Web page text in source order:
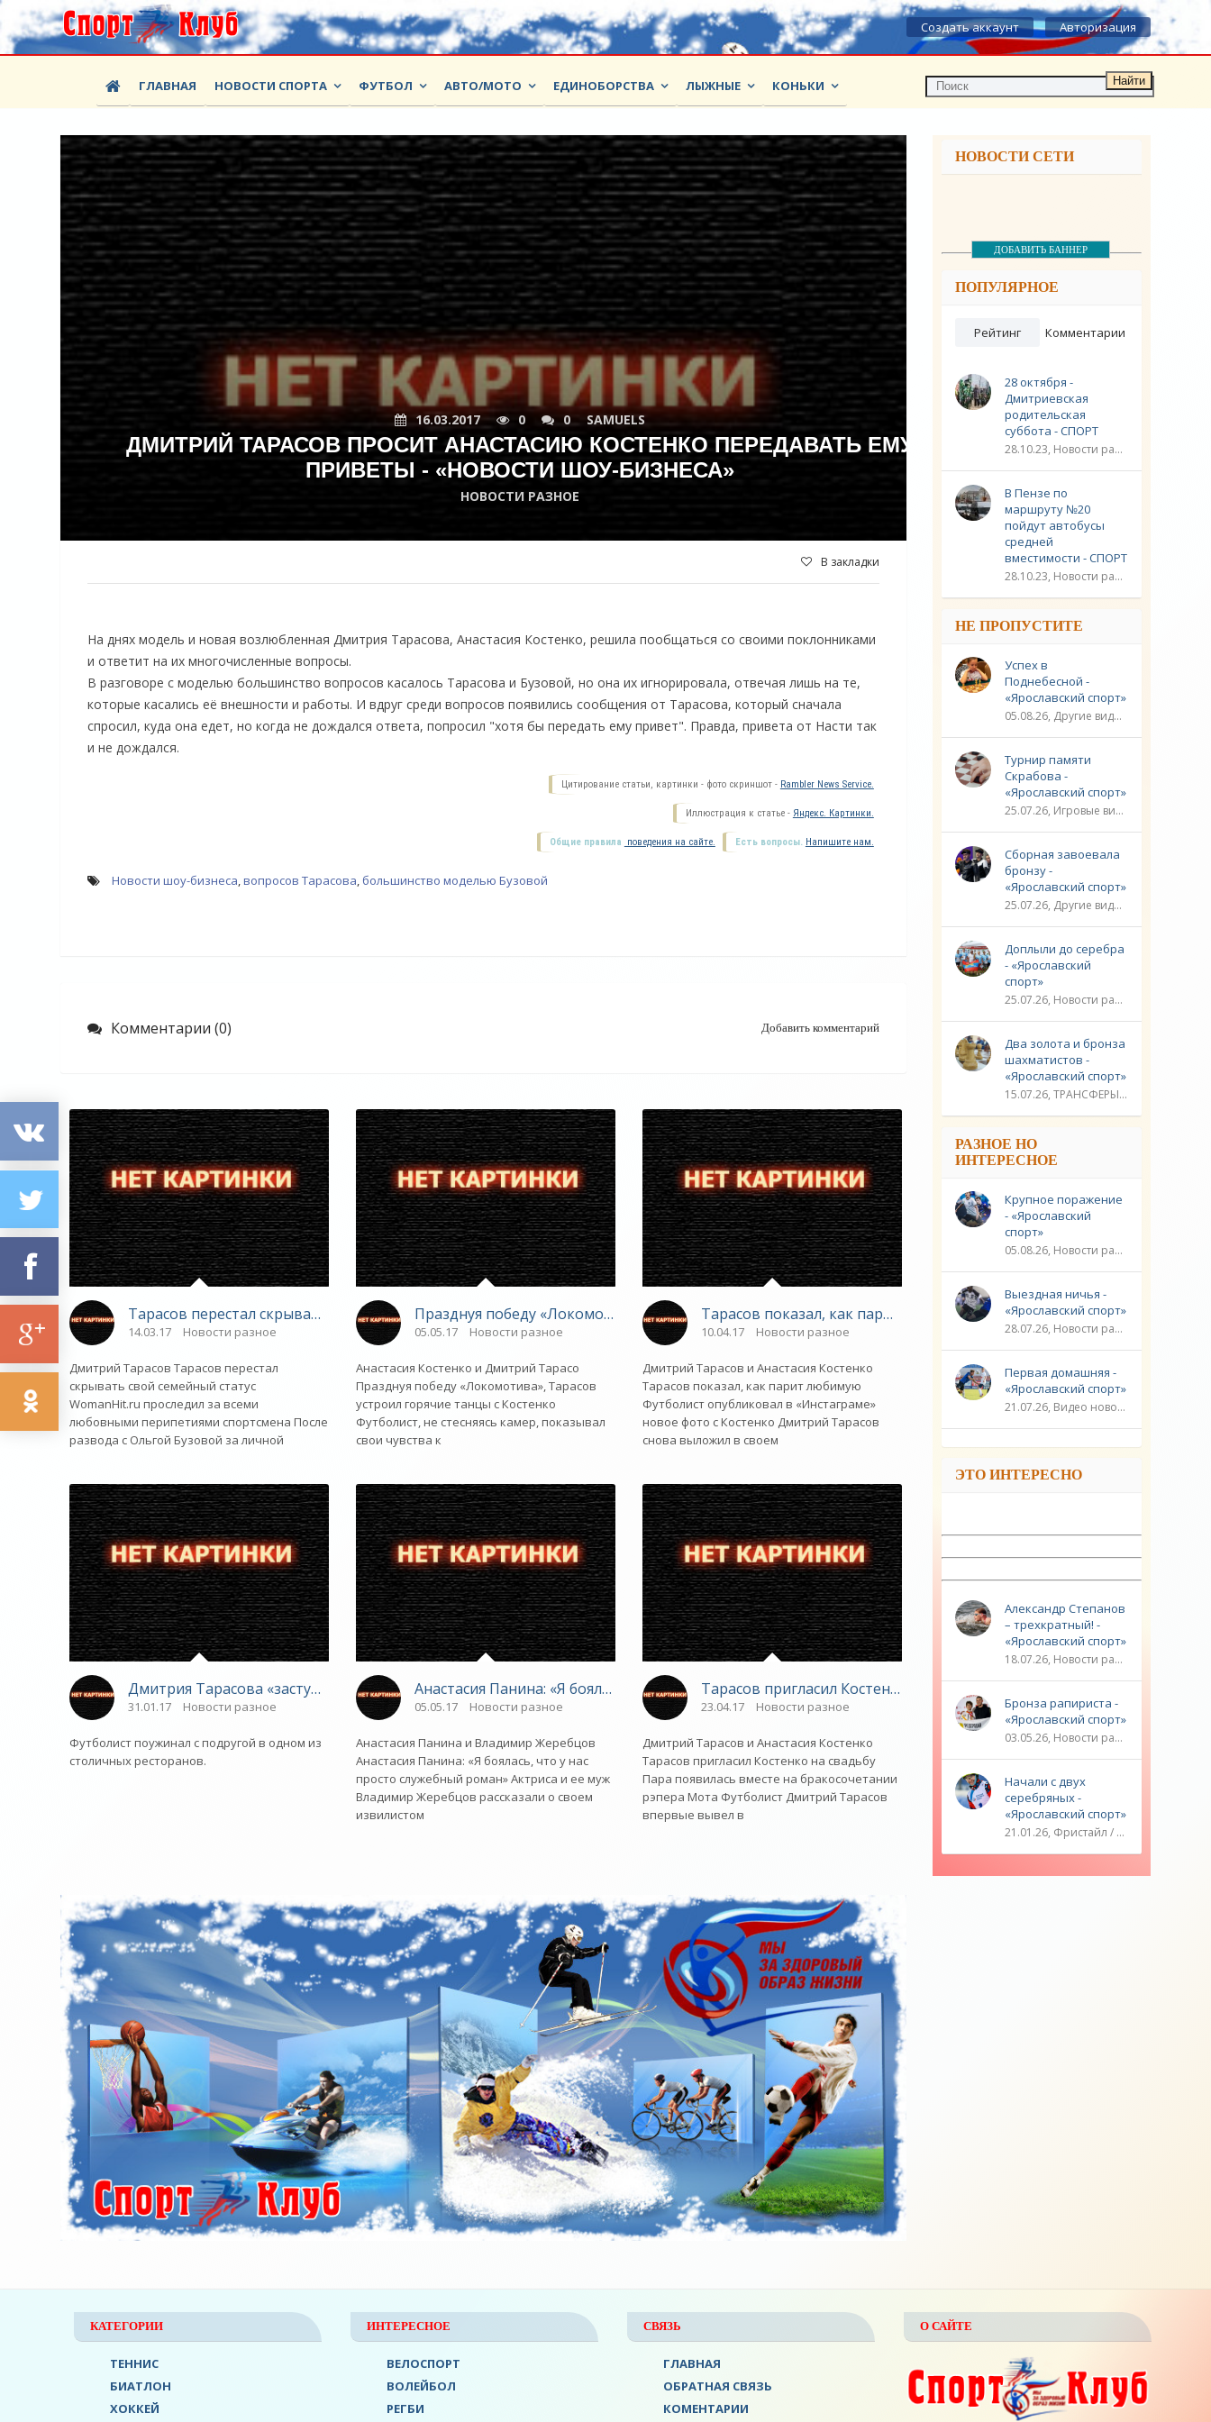
Создать аккаунт Авторизация
ГЛАВНАЯ НОВОСТИ СПОРТА ФУТБОЛ АВТО/МОТО ЕДИНОБОРСТВА ЛЫЖНЫЕ КОНЬКИ Найти
16.03.2017 0 0 SAMUELS
ДМИТРИЙ ТАРАСОВ ПРОСИТ АНАСТАСИЮ КОСТЕНКО ПЕРЕДАВАТЬ ЕМУ
ПРИВЕТЫ - «НОВОСТИ ШОУ-БИЗНЕСА»
НОВОСТИ РАЗНОЕ
В закладки
На днях модель и новая возлюбленная Дмитрия Тарасова, Анастасия Костенко, решила пообщаться со своими поклонниками
и ответит на их многочисленные вопросы.
В разговоре с моделью большинство вопросов касалось Тарасова и Бузовой, но она их игнорировала, отвечая лишь на те,
которые касались её внешности и работы. И вдруг среди вопросов появились сообщения от Тарасова, который сначала
спросил, куда она едет, но когда не дождался ответа, попросил "хотя бы передать ему привет". Правда, привета от Насти так
и не дождался.
Цитирование статьи, картинки - фото скриншот - Rambler News Service.
Иллюстрация к статье - Яндекс. Картинки.
Есть вопросы. Напишите нам.
Общие правила поведения на сайте.
Новости шоу-бизнеса,вопросов Тарасова, большинство моделью Бузовой
Комментарии (0) Добавить комментарий
Тарасов перестал скрывать свой семейный статус - «Новости»
14.03.17 Новости разное
Дмитрий Тарасов Тарасов перестал
скрывать свой семейный статус
WomanHit.ru проследил за всеми
любовными перипетиями спортсмена После
развода с Ольгой Бузовой за личной
Дмитрия Тарасова «застукали» на свидании с брюнеткой - «Новости»
31.01.17 Новости разное
Футболист поужинал с подругой в одном из
столичных ресторанов.
Празднуя победу «Локомотива», Тарасов устроил горячие танцы с Костенко - «Новости»
05.05.17 Новости разное
Анастасия Костенко и Дмитрий Тарасо
Празднуя победу «Локомотива», Тарасов
устроил горячие танцы с Костенко
Футболист, не стесняясь камер, показывал
свои чувства к
Анастасия Панина: «Я боялась, что у нас просто служебный роман» - «Новости»
05.05.17 Новости разное
Анастасия Панина и Владимир Жеребцов
Анастасия Панина: «Я боялась, что у нас
просто служебный роман» Актриса и ее муж
Владимир Жеребцов рассказали о своем
извилистом
Тарасов показал, как парит любимую - «Новости»
10.04.17 Новости разное
Дмитрий Тарасов и Анастасия Костенко
Тарасов показал, как парит любимую
Футболист опубликовал в «Инстаграме»
новое фото с Костенко Дмитрий Тарасов
снова выложил в своем
Тарасов пригласил Костенко на свадьбу - «Новости»
23.04.17 Новости разное
Дмитрий Тарасов и Анастасия Костенко
Тарасов пригласил Костенко на свадьбу
Пара появилась вместе на бракосочетании
рэпера Мота Футболист Дмитрий Тарасов
впервые вывел в
НОВОСТИ СЕТИ
ДОБАВИТЬ БАННЕР
ПОПУЛЯРНОЕ
Рейтинг Комментарии
28 октября -
Дмитриевская
родительская
суббота - СПОРТ
28.10.23, Новости разное / Плавание / Спорт
В Пензе по
маршруту №20
пойдут автобусы
средней
вместимости - СПОРТ
28.10.23, Новости разное / Другие виды спорта / Видео новости / Плавание / Спорт
НЕ ПРОПУСТИТЕ
Успех в
Поднебесной -
«Ярославский спорт»
05.08.26, Другие виды спорта / Шахматы / Новости разное / Спорт
Турнир памяти
Скрабова -
«Ярославский спорт»
25.07.26, Игровые виды спорта / Другие виды спорта / Плавание / ТРАНСФЕРЫ / Видео новости / Спорт
Сборная завоевала
бронзу -
«Ярославский спорт»
25.07.26, Другие виды спорта / Стрельба / Плавание / ЛИГА ЧЕМПИОНОВ / Спорт / Видео новости
Доплыли до серебра
- «Ярославский
спорт»
25.07.26, Новости разное / Гребля / Многоборье / Плавание / Другие виды спорта / Водные виды спорта / Видео новости / Спорт
Два золота и бронза
шахматистов -
«Ярославский спорт»
15.07.26, ТРАНСФЕРЫ / Новости разное / Другие виды спорта / Видео новости / Спорт
РАЗНОЕ НО
ИНТЕРЕСНОЕ
Крупное поражение
- «Ярославский
спорт»
05.08.26, Новости разное / Плавание / ФУТБОЛ / ЛИГА ЧЕМПИОНОВ / Видео новости / Игровые виды спорта / Спорт
Выездная ничья -
«Ярославский спорт»
28.07.26, Новости разное / ЛИГА ЧЕМПИОНОВ / ФУТБОЛ / Плавание / ГОЛЬФ / Игровые виды спорта / Видео новости / Спорт
Первая домашняя -
«Ярославский спорт»
21.07.26, Видео новости / ЛИГА ЧЕМПИОНОВ / ФУТБОЛ / Плавание / Новости разное / Игровые виды спорта / Спорт
ЭТО ИНТЕРЕСНО
Александр Степанов
– трехкратный! -
«Ярославский спорт»
18.07.26, Новости разное / ТРАНСФЕРЫ / Плавание / ОЛИМПИЙСКИЕ ИГРЫ / Водные виды спорта / Видео новости / Спорт
Бронза рапириста -
«Ярославский спорт»
03.05.26, Новости разное / ОЛИМПИЙСКИЕ ИГРЫ / Плавание / Фехтование / Другие виды спорта / ТЕННИС / Видео новости / Спорт
Начали с двух
серебряных -
«Ярославский спорт»
21.01.26, Фристайл / Плавание / ОЛИМПИЙСКИЕ ИГРЫ / Игровые виды спорта / Видео новости / Спорт
КАТЕГОРИИ
ТЕННИС
БИАТЛОН
ХОККЕЙ
ИНТЕРЕСНОЕ
ВЕЛОСПОРТ
ВОЛЕЙБОЛ
РЕГБИ
СВЯЗЬ
ГЛАВНАЯ
ОБРАТНАЯ СВЯЗЬ
КОМЕНТАРИИ
О САЙТЕ